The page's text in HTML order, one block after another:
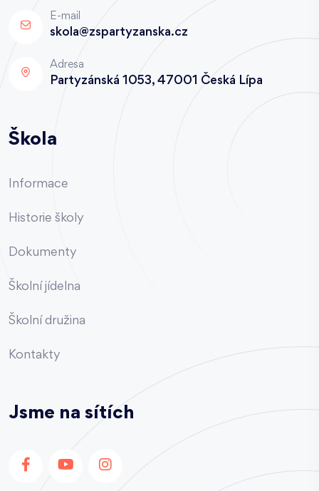
E-mail
skola@zspartyzanska.cz
Adresa
Partyzánská 1053, 47001 Česká Lípa
Škola
Informace
Historie školy
Dokumenty
Školní jídelna
Školní družina
Kontakty
Jsme na sítích